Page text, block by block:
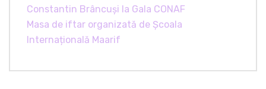
Constantin Brâncuși la Gala CONAF
Masa de iftar organizată de Școala
Internațională Maarif